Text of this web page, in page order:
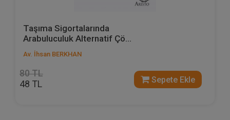
Taşıma Sigortalarında
Arabuluculuk Alternatif Çö...
Av. İhsan BERKHAN
80 TL
48 TL Sepete Ekle